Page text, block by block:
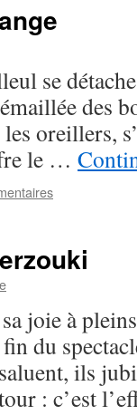
se
des
oreillers,
le …
joie à
du
ils
: c’est